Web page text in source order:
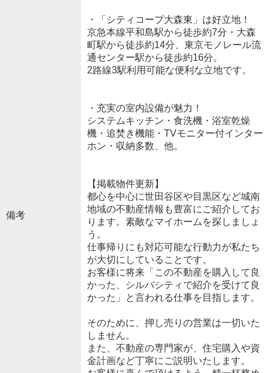
備考
・「シティコープ大森東」は好立地！
京急本線平和島駅から徒歩約7分・大森
町駅から徒歩約14分、東京モノレール流
通センター駅から徒歩約16分。
2路線3駅利用可能な便利な立地です。
・充実の室内設備が魅力！
システムキッチン・食洗機・浴室乾燥
機・追焚き機能・TVモニター付インター
ホン・収納多数、他。
【掲載物件更新】
都心を中心に世田谷区や目黒区など城南
地域の不動産情報も豊富にご紹介してお
ります。素敵なマイホームを探しましょ
う。
仕事帰りにも対応可能な行動力が私たち
が大切にしていることです。
お客様に将来「この不動産を購入して良
かった、シルバシティで紹介を受けて良
かった」と言われる仕事を目指します。
そのために、押し売りの営業は一切いた
しません。
また、不動産の専門家が、住宅購入や資
金計画など丁寧にご説明いたします。